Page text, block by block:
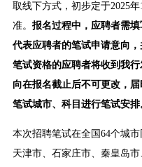
取线下方式，初步定于2025
准。 报名过程中，应聘者需
代表应聘者的笔试申请意向
笔试资格的应聘者将收到我
向在报名截止后不可更改，
笔试城市、科目进行笔试安排
本次招聘笔试在全国64个城
天津市、石家庄市、秦皇岛